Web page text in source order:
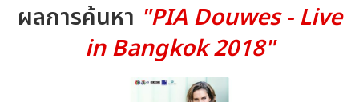
ผลการค้นหา "PIA Douwes - Live
in Bangkok 2018"